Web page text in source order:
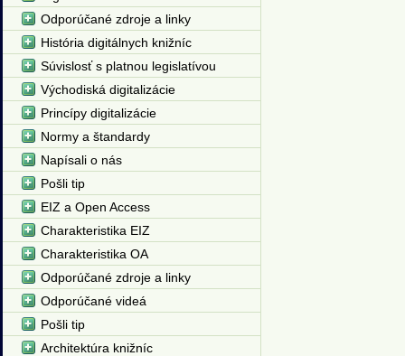
Odporúčané zdroje a linky
História digitálnych knižníc
Súvislosť s platnou legislatívou
Východiská digitalizácie
Princípy digitalizácie
Normy a štandardy
Napísali o nás
Pošli tip
EIZ a Open Access
Charakteristika EIZ
Charakteristika OA
Odporúčané zdroje a linky
Odporúčané videá
Pošli tip
Architektúra knižníc